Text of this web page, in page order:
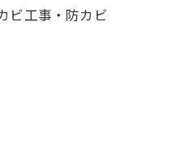
ビ工事・防カビ